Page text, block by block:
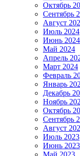
Октябрь
Сентябрь
Август
Июль 2024
Июнь 2024
Май 2024
Апрель
Март 2024
Февраль
Январь
Декабрь
Ноябрь
Октябрь
Сентябрь
Август
Июль 2023
Июнь 2023
Май 2023